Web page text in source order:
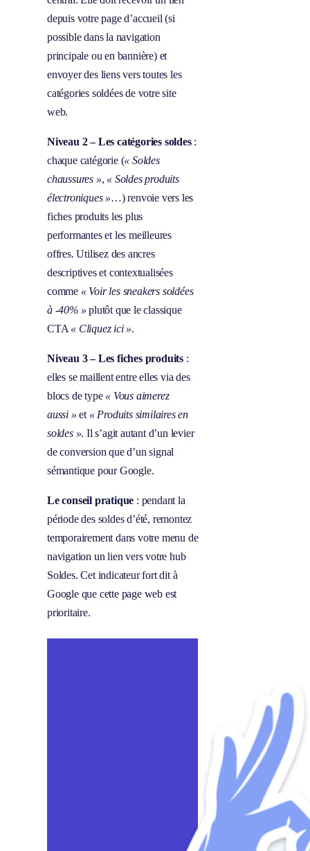
depuis votre page d’accueil (si
possible dans la navigation
principale ou en bannière) et
envoyer des liens vers toutes les
catégories soldées de votre site
web.
Niveau 2 – Les catégories soldes:
chaque catégorie (« Soldes
chaussures », « Soldes produits
électroniques »…) renvoie vers les
fiches produits les plus
performantes et les meilleures
offres. Utilisez des ancres
descriptives et contextualisées
comme « Voir les sneakers soldées
à -40% » plutôt que le classique
CTA « Cliquez ici ».
Niveau 3 – Les fiches produits:
elles se maillent entre elles via des
blocs de type « Vous aimerez
aussi » et « Produits similaires en
soldes ». Il s’agit autant d’un levier
de conversion que d’un signal
sémantique pour Google.
Le conseil pratique : pendant la
période des soldes d’été, remontez
temporairement dans votre menu de
navigation un lien vers votre hub
Soldes. Cet indicateur fort dit à
Google que cette page web est
prioritaire.